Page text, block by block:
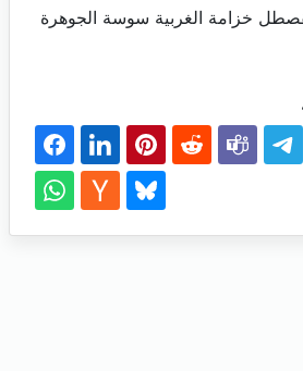
خزامة الغربية سوسة الجوهرة